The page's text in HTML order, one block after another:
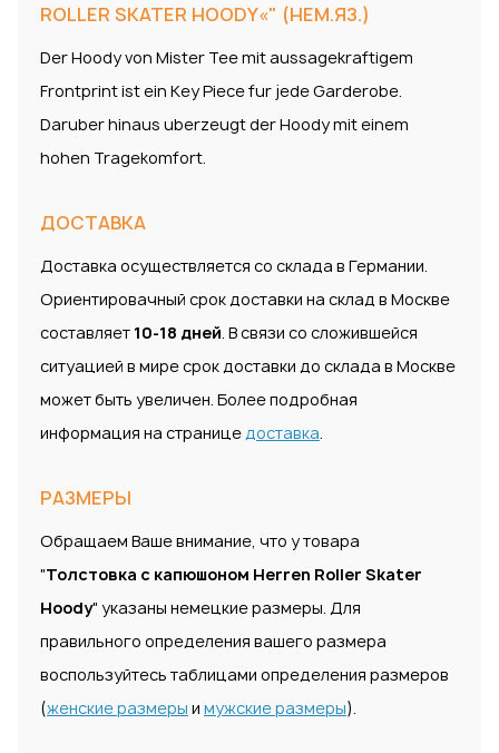
ROLLER SKATER HOODY«" (НЕМ.ЯЗ.)
Der Hoody von Mister Tee mit aussagekraftigem
Frontprint ist ein Key Piece fur jede Garderobe.
Daruber hinaus uberzeugt der Hoody mit einem
hohen Tragekomfort.
ДОСТАВКА
Доставка осуществляется со склада в Германии.
Ориентировачный срок доставки на склад в Москве
составляет 10-18 дней. В связи со сложившейся
ситуацией в мире срок доставки до склада в Москве
может быть увеличен. Более подробная
информация на страницедоставка.
РАЗМЕРЫ
Обращаем Ваше внимание, что у товара
"Толстовка с капюшоном Herren Roller Skater
Hoody" указаны немецкие размеры. Для
правильного определения вашего размера
воспользуйтесь таблицами определения размеров
(женские размеры и мужские размеры).